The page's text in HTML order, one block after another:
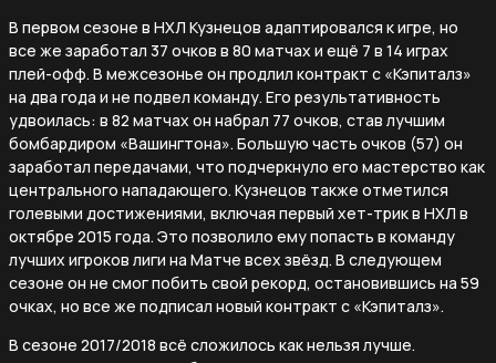
В первом сезоне в НХЛ Кузнецов адаптировался к игре, но
все же заработал 37 очков в 80 матчах и ещё 7 в 14 играх
плей-офф. В межсезонье он продлил контракт с «Кэпиталз»
на два года и не подвел команду. Его результативность
удвоилась: в 82 матчах он набрал 77 очков, став лучшим
бомбардиром «Вашингтона». Большую часть очков (57) он
заработал передачами, что подчеркнуло его мастерство как
центрального нападающего. Кузнецов также отметился
голевыми достижениями, включая первый хет-трик в НХЛ в
октябре 2015 года. Это позволило ему попасть в команду
лучших игроков лиги на Матче всех звёзд. В следующем
сезоне он не смог побить свой рекорд, остановившись на 59
очках, но все же подписал новый контракт с «Кэпиталз».
В сезоне 2017/2018 всё сложилось как нельзя лучше.